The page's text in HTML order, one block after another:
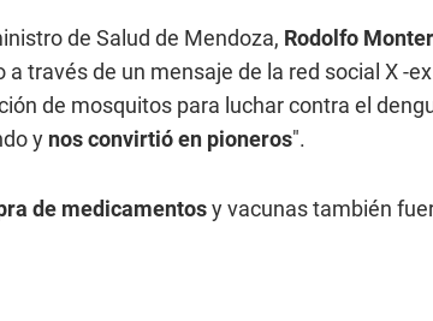
de Salud de Mendoza, Rodolfo
a través de un mensaje de la red social X -
de mosquitos para luchar contra el
y nos convirtió en pioneros".
de medicamentosy vacunas también